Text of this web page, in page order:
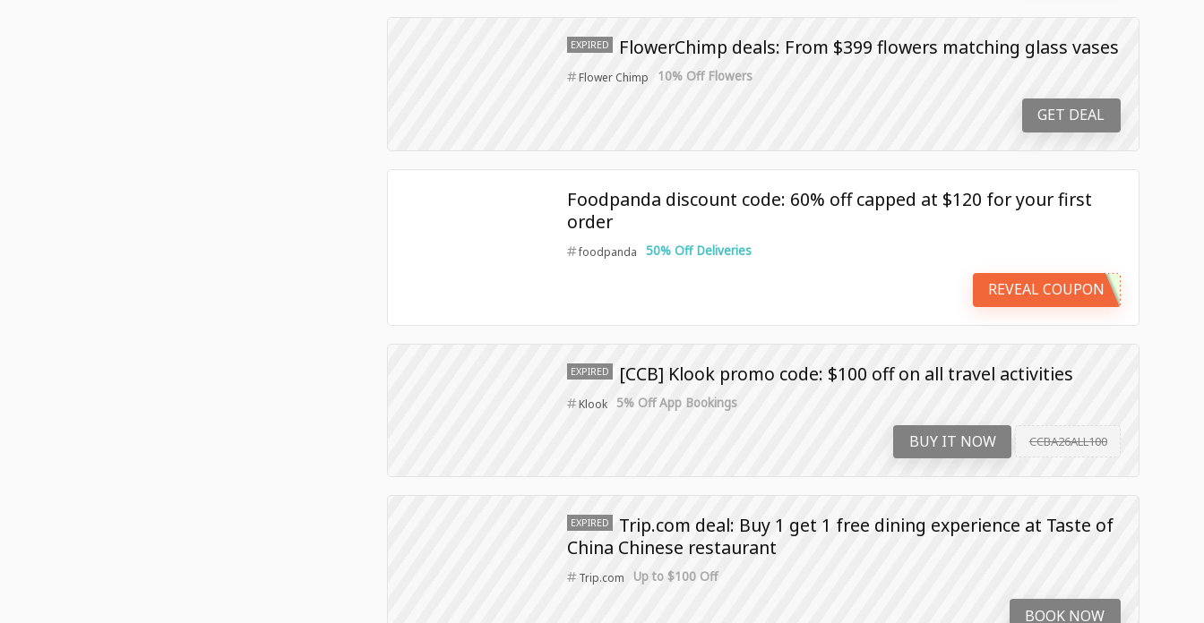
EXPIRED FlowerChimp deals: From $399 flowers matching glass vases
Flower Chimp 10% Off Flowers
GET DEAL
Foodpanda discount code: 60% off capped at $120 for your first
order
foodpanda 50% Off Deliveries
REVEAL COUPON
EXPIRED [CCB] Klook promo code: $100 off on all travel activities
Klook 5% Off App Bookings
BUY IT NOW CCBA26ALL100
EXPIRED
Trip.com deal: Buy 1 get 1 free dining experience at Taste of
China Chinese restaurant
Trip.com Up to $100 Off
BOOK NOW